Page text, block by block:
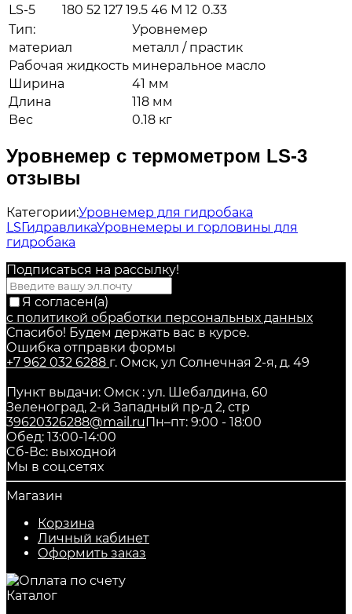
LS-5
180 52 127 19.5 46 М 12 0.33
Тип:
Уровнемер
материал
металл / прастик
Рабочая жидкость минеральное масло
Ширина
41 мм
Длина
118 мм
Вес
0.18 кг
Уровнемер с термометром LS-3
отзывы
Категории:Уровнемер для гидробака
LSГидравликаУровнемеры и горловины для
гидробака
Подписаться на рассылкy!
Я согласен(a)
с политикой обработки персональных данных
Спасибо! Будем держать вас в курсе.
Ошибка отправки формы
+7 962 032 6288 г. Омск, ул Солнечная 2-я, д. 49
Пункт выдачи: Омск : ул. Шебалдина, 60
Зеленоград, 2-й Западный пр-д 2, стр
39620326288@mail.ruПн–пт: 9:00 - 18:00
Обед: 13:00-14:00
Cб-Вс: выходной
Мы в соц.сетях
Магазин
Корзина
Личный кабинет
Оформить заказ
Каталог